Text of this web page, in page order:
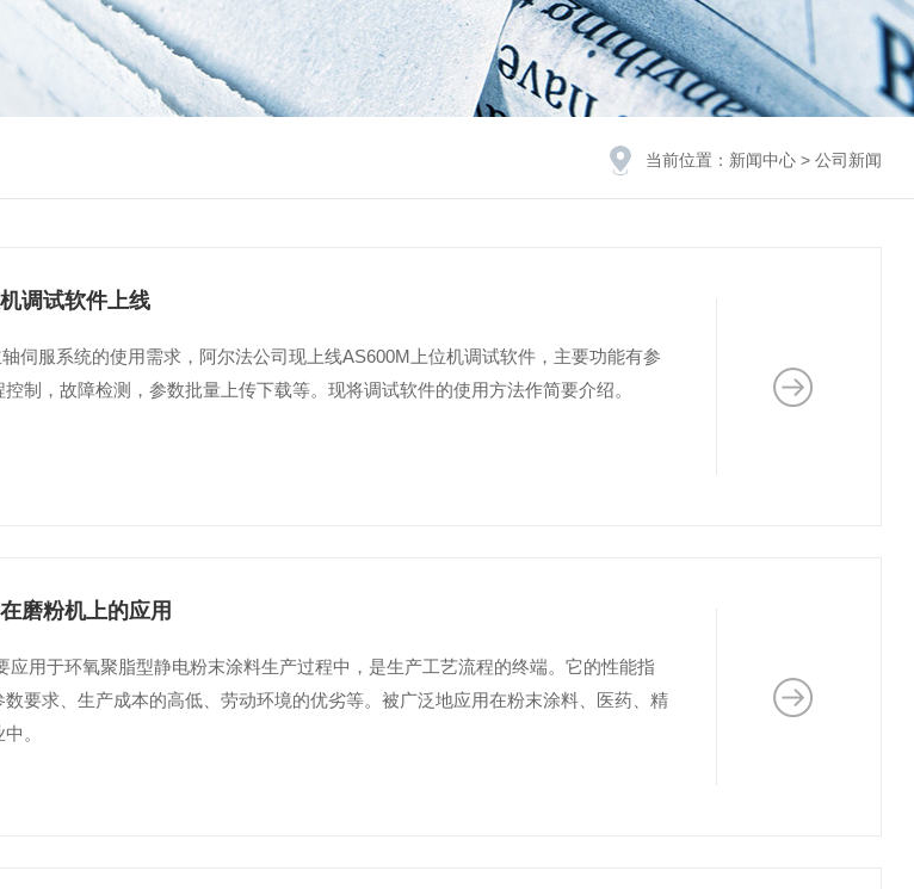
当前位置： 新闻中心 >公司新闻
调试软件上线
伺服系统的使用需求，阿尔法公司现上线AS600M上位机调试软件，主要功能有参
制，故障检测，参数批量上传下载等。现将调试软件的使用方法作简要介绍。
磨粉机上的应用
应用于环氧聚脂型静电粉末涂料生产过程中，是生产工艺流程的终端。它的性能指
要求、生产成本的高低、劳动环境的优劣等。被广泛地应用在粉末涂料、医药、精
。